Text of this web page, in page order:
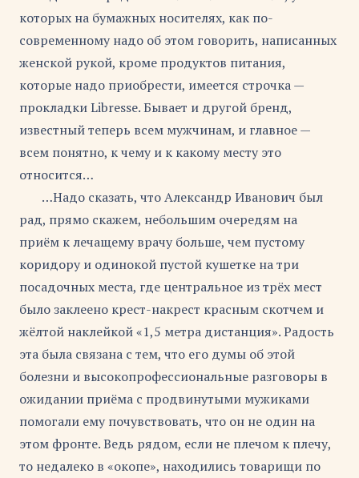
которых на бумажных носителях, как по-
современному надо об этом говорить, написанных
женской рукой, кроме продуктов питания,
которые надо приобрести, имеется строчка —
прокладки Libresse. Бывает и другой бренд,
известный теперь всем мужчинам, и главное —
всем понятно, к чему и к какому месту это
относится…
…Надо сказать, что Александр Иванович был
рад, прямо скажем, небольшим очередям на
приём к лечащему врачу больше, чем пустому
коридору и одинокой пустой кушетке на три
посадочных места, где центральное из трёх мест
было заклеено крест-накрест красным скотчем и
жёлтой наклейкой «1,5 метра дистанция». Радость
эта была связана с тем, что его думы об этой
болезни и высокопрофессиональные разговоры в
ожидании приёма с продвинутыми мужиками
помогали ему почувствовать, что он не один на
этом фронте. Ведь рядом, если не плечом к плечу,
то недалеко в «окопе», находились товарищи по